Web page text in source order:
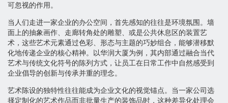
可忽视的作用。
当人们走进一家企业的办公空间，首先感知的往往是环境氛围。墙
面上的抽象画作、走廊转角处的雕塑、或是公共休息区的装置艺
术，这些艺术元素通过色彩、形态与主题的巧妙组合，能够潜移默
化地传递企业的核心精神。以华润大厦为例，其内部通过融合当代
艺术与传统文化符号的陈列方式，让员工在日常工作中自然感受到
企业倡导的创新与传承并重的理念。
艺术陈设的独特性往往能成为企业文化的视觉锚点。当一家公司选
择定制化的艺术作品而非批量生产的装饰品时，这种差异化处理会